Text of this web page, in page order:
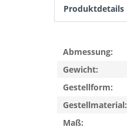
Produktdetails
Abmessung:
Gewicht:
Gestellform:
Gestellmaterial:
Maß: